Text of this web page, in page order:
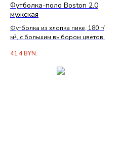
Футболка-поло Boston 2.0
мужская
Футболка из хлопка пике, 180 г/
м², с большим выбором цветов.
41,4BYN.